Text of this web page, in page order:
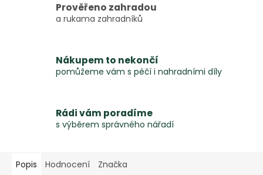
Prověřeno zahradou
a rukama zahradníků
Nákupem to nekončí
pomůžeme vám s péčí i nahradními díly
Rádi vám poradíme
s výběrem správného nářadí
Popis Hodnocení Značka